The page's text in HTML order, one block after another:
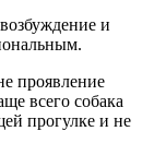
и
проявление
всего собака
прогулке и не